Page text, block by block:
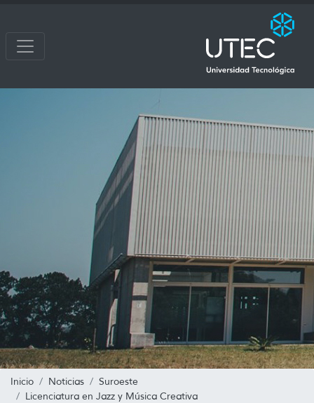
Inicio Noticias
Suroeste
Licenciatura en Jazz y Música Creativa